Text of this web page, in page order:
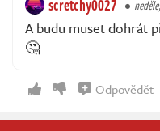
scretchy0027
A budu muset dohrát
🤔
Odpovědět